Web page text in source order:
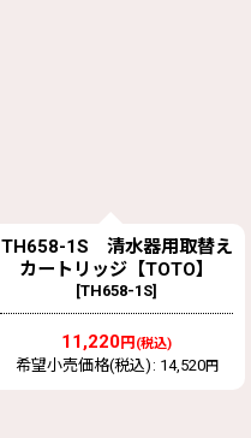
TH658-1S 清水器用取替え
カートリッジ【TOTO】
[TH658-1S]
11,220円 (税込)
希望小売価格(税込) : 14,520円